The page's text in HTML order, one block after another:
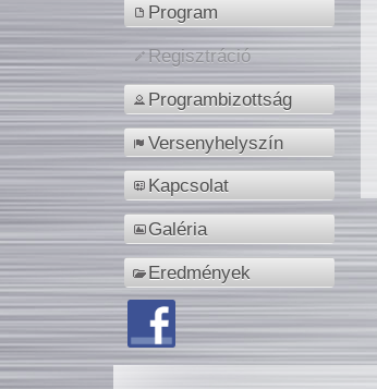
Program
Regisztráció
Programbizottság
Versenyhelyszín
Kapcsolat
Galéria
Eredmények